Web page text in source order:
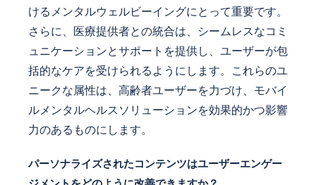
けるメンタルウェルビーイングにとって重要です。
さらに、医療提供者との統合は、シームレスなコミ
ュニケーションとサポートを提供し、ユーザーが包
括的なケアを受けられるようにします。これらのユ
ニークな属性は、高齢者ユーザーを力づけ、モバイ
ルメンタルヘルスソリューションを効果的かつ影響
力のあるものにします。
パーソナライズされたコンテンツはユーザーエンゲー